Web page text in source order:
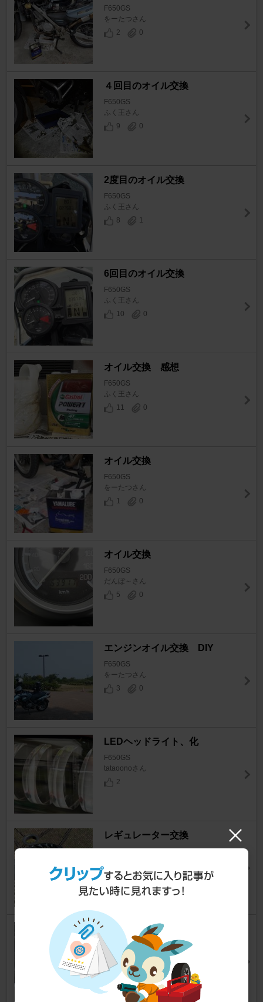
F650GS
をーたつさん
2
0
４回目のオイル交換
F650GS
ふく王さん
9
0
2度目のオイル交換
F650GS
ふく王さん
8
1
6回目のオイル交換
F650GS
ふく王さん
10
0
オイル交換 感想
F650GS
ふく王さん
11
0
オイル交換
F650GS
をーたつさん
1
0
オイル交換
F650GS
だんぼ～さん
5
0
エンジンオイル交換 DIY
F650GS
をーたつさん
3
0
LEDヘッドライト、化
F650GS
tataoonoさん
2
レギュレーター交換
3
イグニッションコイル故障
F650GS
でぐれちゃふさん